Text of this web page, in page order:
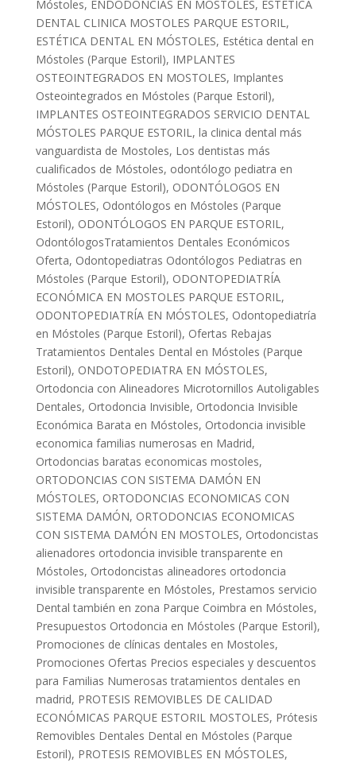
Móstoles, ENDODONCIAS EN MÓSTOLES, ESTÉTICA
DENTAL CLINICA MOSTOLES PARQUE ESTORIL,
ESTÉTICA DENTAL EN MÓSTOLES, Estética dental en
Móstoles (Parque Estoril), IMPLANTES
OSTEOINTEGRADOS EN MOSTOLES, Implantes
Osteointegrados en Móstoles (Parque Estoril),
IMPLANTES OSTEOINTEGRADOS SERVICIO DENTAL
MÓSTOLES PARQUE ESTORIL, la clinica dental más
vanguardista de Mostoles, Los dentistas más
cualificados de Móstoles, odontólogo pediatra en
Móstoles (Parque Estoril), ODONTÓLOGOS EN
MÓSTOLES, Odontólogos en Móstoles (Parque
Estoril), ODONTÓLOGOS EN PARQUE ESTORIL,
OdontólogosTratamientos Dentales Económicos
Oferta, Odontopediatras Odontólogos Pediatras en
Móstoles (Parque Estoril), ODONTOPEDIATRÍA
ECONÓMICA EN MOSTOLES PARQUE ESTORIL,
ODONTOPEDIATRÍA EN MÓSTOLES, Odontopediatría
en Móstoles (Parque Estoril), Ofertas Rebajas
Tratamientos Dentales Dental en Móstoles (Parque
Estoril), ONDOTOPEDIATRA EN MÓSTOLES,
Ortodoncia con Alineadores Microtornillos Autoligables
Dentales, Ortodoncia Invisible, Ortodoncia Invisible
Económica Barata en Móstoles, Ortodoncia invisible
economica familias numerosas en Madrid,
Ortodoncias baratas economicas mostoles,
ORTODONCIAS CON SISTEMA DAMÓN EN
MÓSTOLES, ORTODONCIAS ECONOMICAS CON
SISTEMA DAMÓN, ORTODONCIAS ECONOMICAS
CON SISTEMA DAMÓN EN MOSTOLES, Ortodoncistas
alienadores ortodoncia invisible transparente en
Móstoles, Ortodoncistas alineadores ortodoncia
invisible transparente en Móstoles, Prestamos servicio
Dental también en zona Parque Coimbra en Móstoles,
Presupuestos Ortodoncia en Móstoles (Parque Estoril),
Promociones de clínicas dentales en Mostoles,
Promociones Ofertas Precios especiales y descuentos
para Familias Numerosas tratamientos dentales en
madrid, PROTESIS REMOVIBLES DE CALIDAD
ECONÓMICAS PARQUE ESTORIL MOSTOLES, Prótesis
Removibles Dentales Dental en Móstoles (Parque
Estoril), PROTESIS REMOVIBLES EN MÓSTOLES,